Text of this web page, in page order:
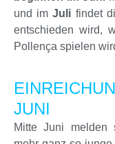
und imJuli findet
entschieden wird,
Pollença spielen
JUNI
Mitte Juni melden